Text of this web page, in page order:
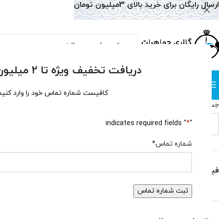
دریافت تخفیف ویژه تا 2 میلیون تومان!
کافیست شماره تماس خود را وارد
"
*
" indicates required fields
شماره تماس*
جستجو
فیلتر بر اساس قیمت
ارسال رایگان برای خرید بالای 3میلیون تومان